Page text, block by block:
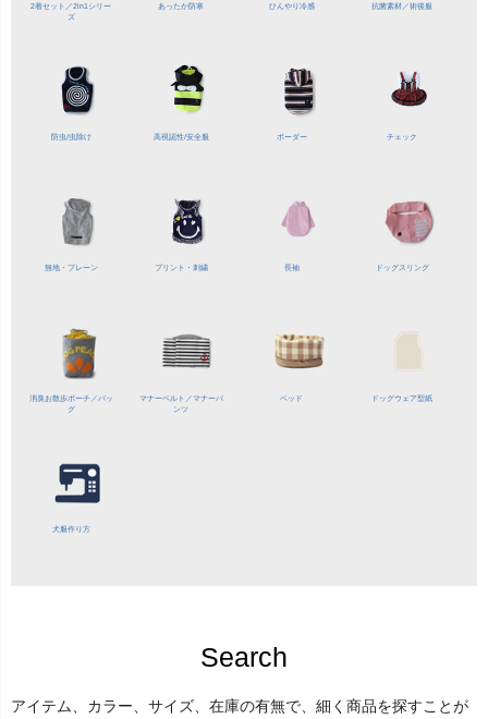
2着セット／2in1シリー
ズ
あったか防寒 ひんやり冷感 抗菌素材／術後服
防虫/虫除け 高視認性/安全服 ボーダー チェック
無地・プレーン プリント・刺繍 長袖 ドッグスリング
消臭お散歩ポーチ／バッ
グ
マナーベルト／マナーパ
ンツ
ベッド ドッグウェア型紙
犬服作り方
Search
アイテム、カラー、サイズ、在庫の有無で、細く商品を探すことが